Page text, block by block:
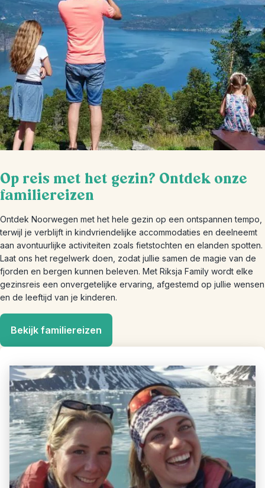
Op reis met het gezin? Ontdek onze
familiereizen
Ontdek Noorwegen met het hele gezin op een ontspannen tempo,
terwijl je verblijft in kindvriendelijke accommodaties en deelneemt
aan avontuurlijke activiteiten zoals fietstochten en elanden spotten.
Laat ons het regelwerk doen, zodat jullie samen de magie van de
fjorden en bergen kunnen beleven. Met Riksja Family wordt elke
gezinsreis een onvergetelijke ervaring, afgestemd op jullie wensen
en de leeftijd van je kinderen.
Bekijk familiereizen